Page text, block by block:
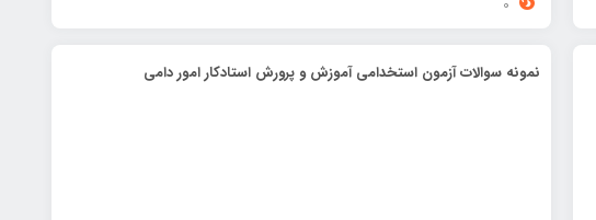
نمونه سوالات آزمون استخدامی آموزش و پرورش استادکار امور دامی